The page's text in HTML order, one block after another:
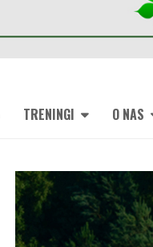
TRENINGI O NAS